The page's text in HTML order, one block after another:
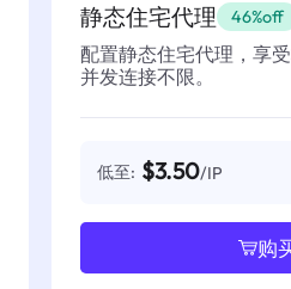
静态住宅代理 46%off
配置静态住宅代理，享
并发连接不限。
低至: $3.50/IP
购